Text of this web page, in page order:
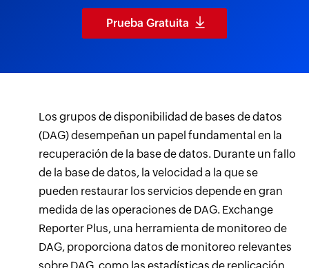
Prueba Gratuita
Los grupos de disponibilidad de bases de datos
(DAG) desempeñan un papel fundamental en la
recuperación de la base de datos. Durante un fallo
de la base de datos, la velocidad a la que se
pueden restaurar los servicios depende en gran
medida de las operaciones de DAG. Exchange
Reporter Plus, una herramienta de monitoreo de
DAG, proporciona datos de monitoreo relevantes